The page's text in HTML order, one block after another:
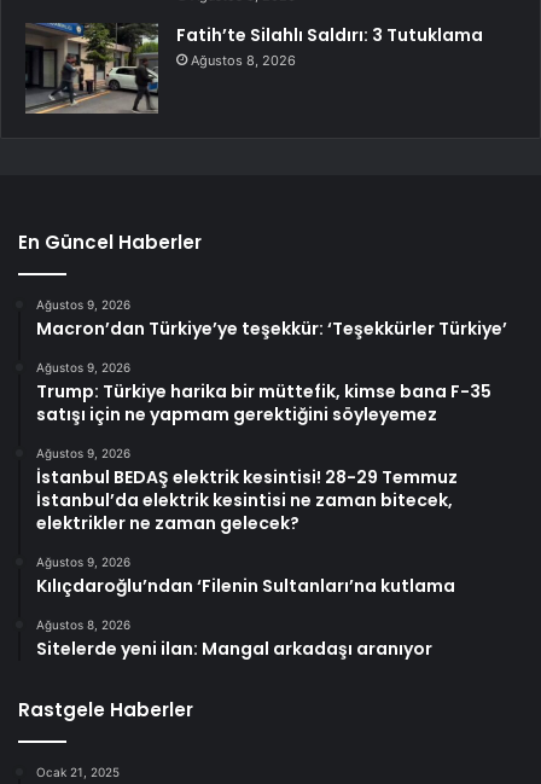
Fatih’te Silahlı Saldırı: 3 Tutuklama
Ağustos 8, 2026
En Güncel Haberler
Ağustos 9, 2026
Macron’dan Türkiye’ye teşekkür: ‘Teşekkürler Türkiye’
Ağustos 9, 2026
Trump: Türkiye harika bir müttefik, kimse bana F-35
satışı için ne yapmam gerektiğini söyleyemez
Ağustos 9, 2026
İstanbul BEDAŞ elektrik kesintisi! 28-29 Temmuz
İstanbul’da elektrik kesintisi ne zaman bitecek,
elektrikler ne zaman gelecek?
Ağustos 9, 2026
Kılıçdaroğlu’ndan ‘Filenin Sultanları’na kutlama
Ağustos 8, 2026
Sitelerde yeni ilan: Mangal arkadaşı aranıyor
Rastgele Haberler
Ocak 21, 2025